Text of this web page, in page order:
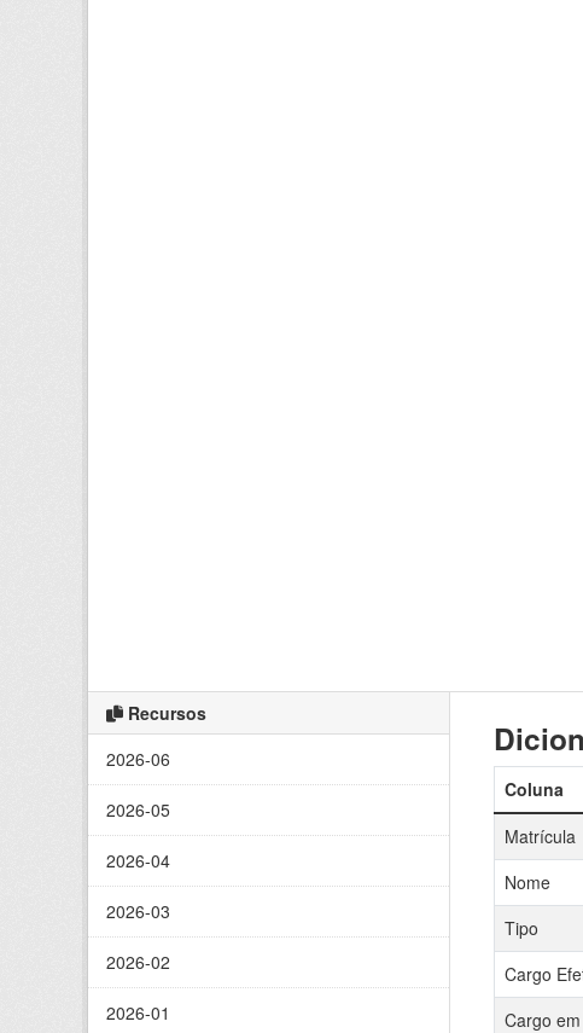
Recursos
2026-06
2026-05
2026-04
2026-03
2026-02
2026-01
Coluna
Matrícula
Nome
Tipo
Cargo
Cargo